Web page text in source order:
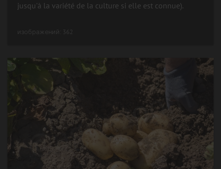
jusqu'à la variété de la culture si elle est connue).
изображений: 362